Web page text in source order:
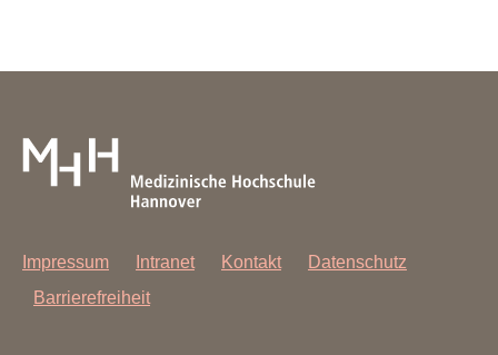
Impressum Intranet Kontakt
Datenschutz
Barrierefreiheit